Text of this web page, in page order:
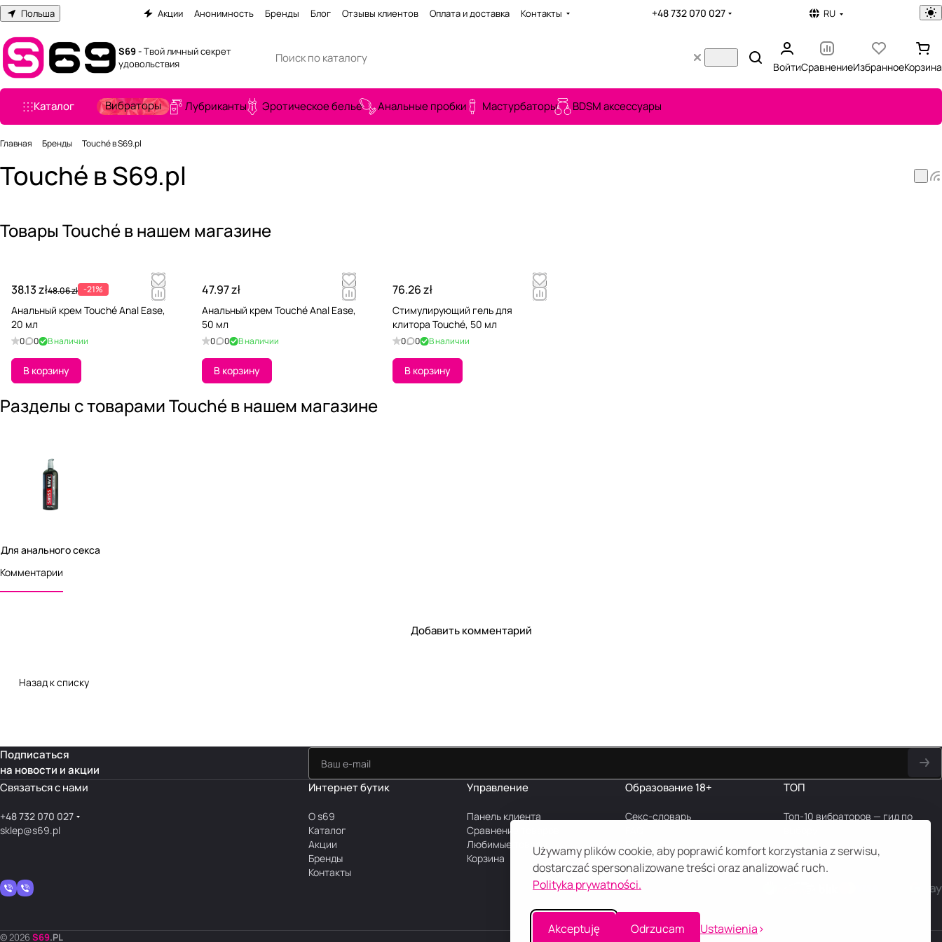
Używamy plików cookie, aby poprawić komfort korzystania z serwisu,
dostarczać spersonalizowane treści oraz analizować ruch.
Polityka prywatności.
Akceptuję Odrzucam Ustawienia
Польша Акции Анонимность Бренды Блог Отзывы клиентов Оплата и доставка Контакты +48 732 070 027 RU
S69- Твой личный секрет
удовольствия
ВойтиСравнениеИзбранноеКорзина
Каталог Вибраторы Лубриканты Эротическое белье Анальные пробки Мастурбаторы BDSM аксессуары
Главная Бренды Touché в S69.pl
Touché в S69.pl
Товары Touché в нашем магазине
38.13 zł48.06 zł -21%
Анальный крем Touché Anal Ease,
20 мл
0 0 В наличии
В корзину
47.97 zł
Анальный крем Touché Anal Ease,
50 мл
0 0 В наличии
В корзину
76.26 zł
Стимулирующий гель для
клитора Touché, 50 мл
0 0 В наличии
В корзину
Разделы с товарами Touché в нашем магазине
Для анального секса
Комментарии
Добавить комментарий
Назад к списку
Подписаться
на новости и акции
Связаться с нами
+48 732 070 027
sklep@s69.pl
Интернет бутик
О s69
Каталог
Акции
Бренды
Контакты
Управление
Панель клиента
Сравнение товаров
Любимые товары
Корзина
Образование 18+
Секс-словарь
Блог
ТОП
Топ-10 вибраторов — гид по
© 2026 S69.PL